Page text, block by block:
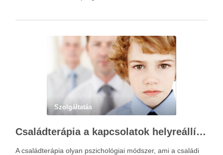
Szolgáltatás
Családterápia a kapcsolatok helyreállításért
A családterápia olyan pszichológiai módszer, ami a családi